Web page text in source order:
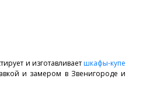
и изготавливаетшкафы-купе
и замером в Звенигороде и